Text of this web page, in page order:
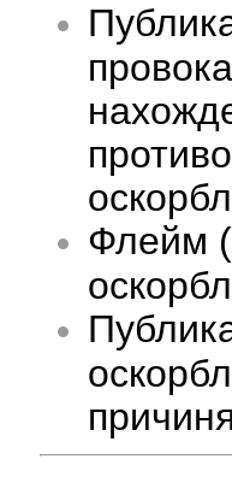
Флейм